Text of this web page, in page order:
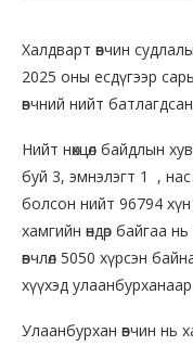
Халдварт өвчин
2025 оны есдүгээр
өвчний нийт
Нийт нөхцөл байдлын
буй 3, эмнэлэгт 1 ,
болсон нийт 96794 хүн
хамгийн өндөр байгаа
өвчлөл 5050 хүрсэн
хүүхэд улаанбурханаар
Улаанбурхан өвчин нь